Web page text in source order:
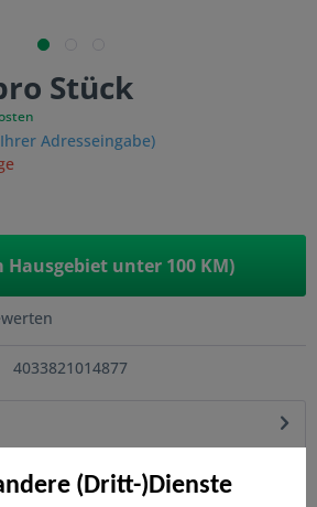
(Dritt-)Dienste
Stück
Adresseingabe)
Hausgebiet unter 100 KM)
4033821014877
FSC®-zertifiziertem Hartholz und
starken...mehr